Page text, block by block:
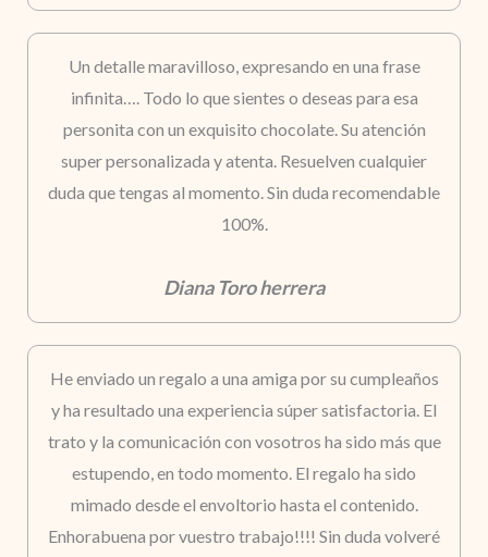
Un detalle maravilloso, expresando en una frase
infinita…. Todo lo que sientes o deseas para esa
personita con un exquisito chocolate. Su atención
super personalizada y atenta. Resuelven cualquier
duda que tengas al momento. Sin duda recomendable
100%.
Diana Toro herrera
He enviado un regalo a una amiga por su cumpleaños
y ha resultado una experiencia súper satisfactoria. El
trato y la comunicación con vosotros ha sido más que
estupendo, en todo momento. El regalo ha sido
mimado desde el envoltorio hasta el contenido.
Enhorabuena por vuestro trabajo!!!! Sin duda volveré